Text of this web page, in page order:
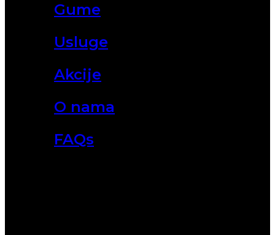
Gume
Usluge
Akcije
O nama
FAQs